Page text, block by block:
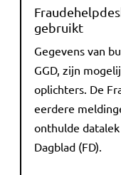
gebruikt
Gegevens van
GGD, zijn
oplichters. De
eerdere
onthulde
Dagblad (FD).